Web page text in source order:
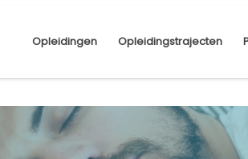
Opleidingen Opleidingstrajecten